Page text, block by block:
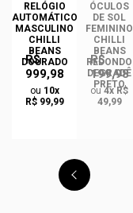
RELÓGIO
AUTOMÁTICO
MASCULINO
CHILLI
BEANS
DOURADO
R$
999,98
ou 10x
R$ 99,99
ÓCULOS
DE SOL
FEMININO
CHILLI
BEANS
REDONDO
DEGRADÊ
PRETO
R$
199,98
ou4x R$
49,99